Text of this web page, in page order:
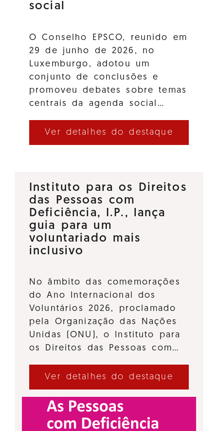
social
O Conselho EPSCO, reunido em
29 de junho de 2026, no
Luxemburgo, adotou um
conjunto de conclusões e
promoveu debates sobre temas
centrais da agenda social…
Ver detalhes do destaque
Instituto para os Direitos
das Pessoas com
Deficiência, I.P., lança
guia para um
voluntariado mais
inclusivo
No âmbito das comemorações
do Ano Internacional dos
Voluntários 2026, proclamado
pela Organização das Nações
Unidas (ONU), o Instituto para
os Direitos das Pessoas com…
Ver detalhes do destaque